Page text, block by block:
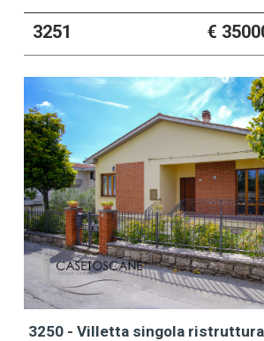
3251 €
3250 - Villetta singola